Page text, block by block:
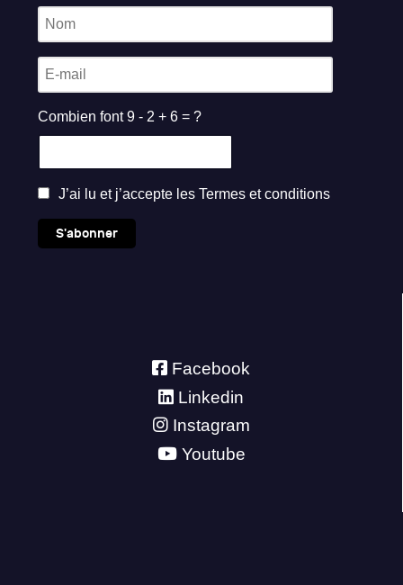
Combien font 9 - 2 + 6 = ?
J’ai lu et j’accepte les Termes et conditions
S'abonner
Facebook
Linkedin
Instagram
Youtube